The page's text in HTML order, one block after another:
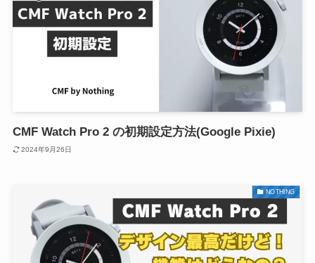
CMF Watch Pro 2 の初期設定方法(Google Pixie)
2024年9月26日
NOTHING